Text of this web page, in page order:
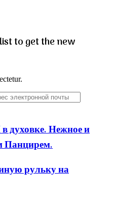
to get the new
Нежное и
Панцирем.
рульку на